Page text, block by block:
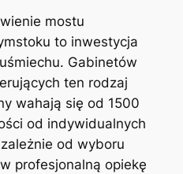
mostu
to inwestycja
Gabinetów
ten rodzaj
wahają się od 1500
od indywidualnych
od ⁣wyboru
profesjonalną opiekę